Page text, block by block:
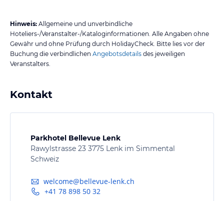
Hinweis: Allgemeine und unverbindliche
Hoteliers-/Veranstalter-/Kataloginformationen. Alle Angaben ohne
Gewähr und ohne Prüfung durch HolidayCheck. Bitte lies vor der
Buchung die verbindlichen Angebotsdetails des jeweiligen
Veranstalters.
Kontakt
Parkhotel Bellevue Lenk
Rawylstrasse 23 3775 Lenk im Simmental
Schweiz
welcome@bellevue-lenk.ch
+41 78 898 50 32